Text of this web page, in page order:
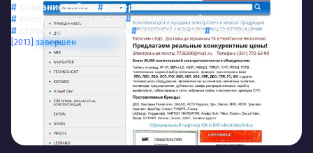
Создание сайтов
интернет-магазины
спецтехника, запчасти
инструмент, оборудование
строительство и ремонт
производство средняя
[2013] завершен